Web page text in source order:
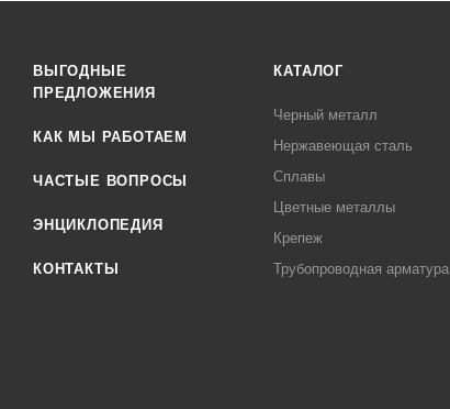
ВЫГОДНЫЕ
ПРЕДЛОЖЕНИЯ
КАК МЫ РАБОТАЕМ
ЧАСТЫЕ ВОПРОСЫ
ЭНЦИКЛОПЕДИЯ
КОНТАКТЫ
КАТАЛОГ
Черный металл
Нержавеющая сталь
Сплавы
Цветные металлы
Крепеж
Трубопроводная арматура